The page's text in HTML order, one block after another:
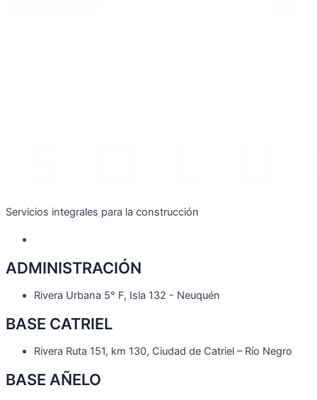
Servicios integrales para la construcción
ADMINISTRACIÓN
Rivera Urbana 5° F, Isla 132 - Neuquén
BASE CATRIEL
Rivera Ruta 151, km 130, Ciudad de Catriel – Río Negro
BASE AÑELO